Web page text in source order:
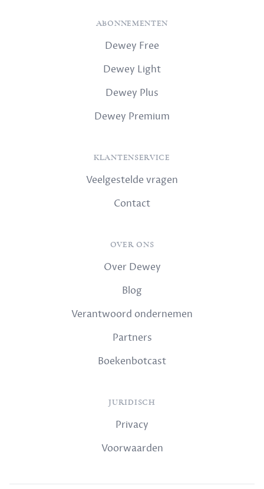
ABONNEMENTEN
Dewey Free
Dewey Light
Dewey Plus
Dewey Premium
KLANTENSERVICE
Veelgestelde vragen
Contact
OVER ONS
Over Dewey
Blog
Verantwoord ondernemen
Partners
Boekenbotcast
JURIDISCH
Privacy
Voorwaarden